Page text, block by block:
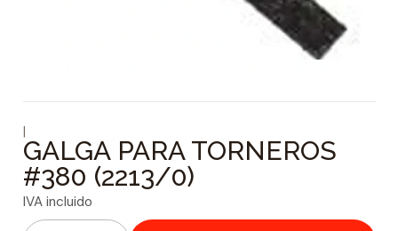
|
GALGA PARA TORNEROS
#380 (2213/0)
IVA incluido